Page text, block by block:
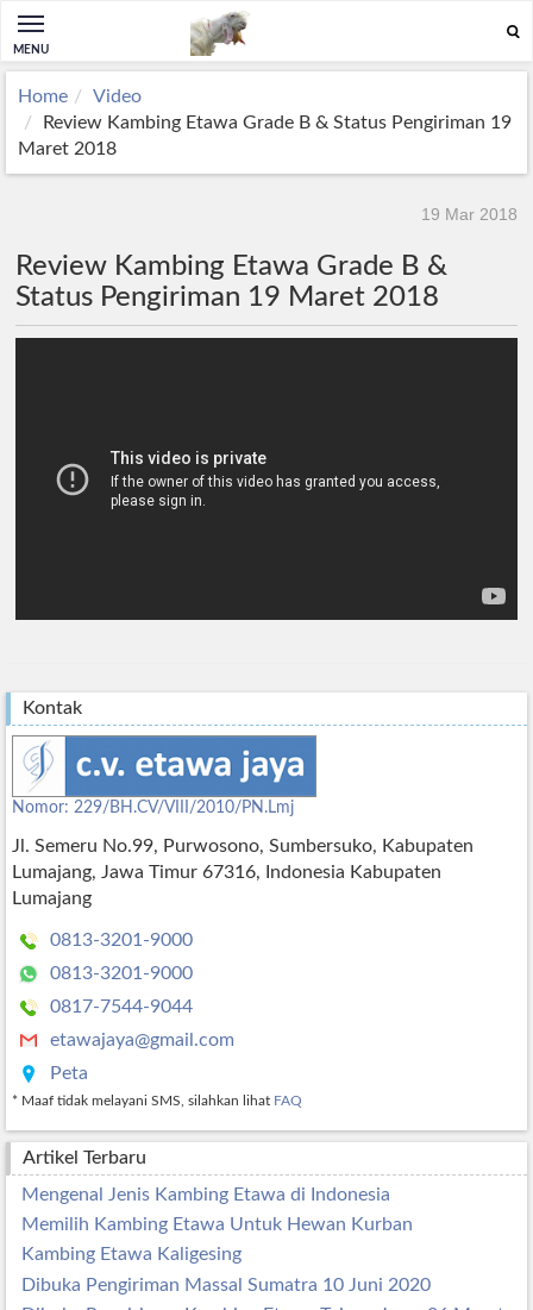
MENU
Home
Video
Review Kambing Etawa Grade B & Status Pengiriman 19
Maret 2018
19 Mar 2018
Review Kambing Etawa Grade B &
Status Pengiriman 19 Maret 2018
Kontak
Nomor: 229/BH.CV/VIII/2010/PN.Lmj
Jl. Semeru No.99, Purwosono, Sumbersuko, Kabupaten
Lumajang, Jawa Timur 67316, Indonesia Kabupaten
Lumajang
0813-3201-9000
0813-3201-9000
0817-7544-9044
etawajaya@gmail.com
Peta
* Maaf tidak melayani SMS, silahkan lihat FAQ
Artikel Terbaru
Mengenal Jenis Kambing Etawa di Indonesia
Memilih Kambing Etawa Untuk Hewan Kurban
Kambing Etawa Kaligesing
Dibuka Pengiriman Massal Sumatra 10 Juni 2020